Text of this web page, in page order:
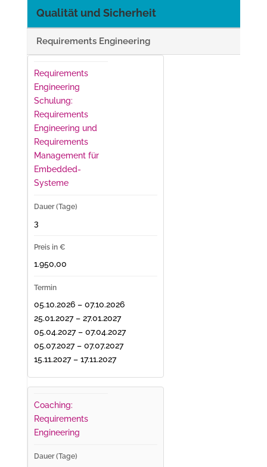
Qualität und Sicherheit
Requirements Engineering
Requirements
Engineering
Schulung:
Requirements
Engineering und
Requirements
Management für
Embedded-
Systeme
3
1.950,00
05.10.2026 – 07.10.2026
25.01.2027 – 27.01.2027
05.04.2027 – 07.04.2027
05.07.2027 – 07.07.2027
15.11.2027 – 17.11.2027
Coaching:
Requirements
Engineering